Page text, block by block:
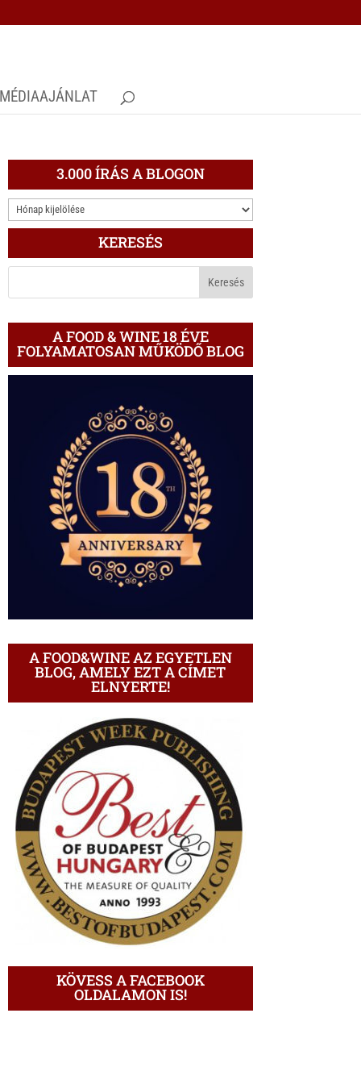
MÉDIAAJÁNLAT
3.000 ÍRÁS A BLOGON
3.000
ÍRÁS
BLOGON
KERESÉS
A FOOD & WINE 18 ÉVE
FOLYAMATOSAN MŰKÖDŐ BLOG
A FOOD&WINE AZ EGYETLEN
BLOG, AMELY EZT A CÍMET
ELNYERTE!
KÖVESS A FACEBOOK
OLDALAMON IS!